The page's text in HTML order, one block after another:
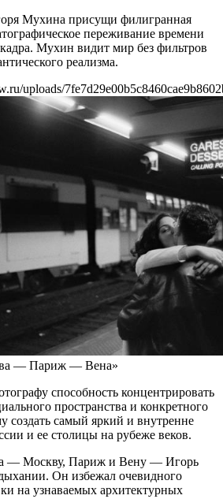
Мухина присущи филигранная
переживание времени
кадра. Мухин видит мир без фильтров
реализма.
uploads/
— Париж — Вена»
способность концентрировать
пространства и конкретного
создать самый яркий и внутренне
и ее столицы на рубеже веков.
— Москву, Париж и Вену — Игорь
Он избежал очевидного
на узнаваемых архитектурных